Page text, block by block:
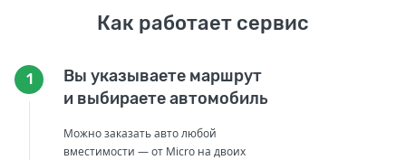
Как работает сервис
1
Вы указываете маршрут
и выбираете автомобиль
Можно заказать авто любой
вместимости — от Micro на двоих